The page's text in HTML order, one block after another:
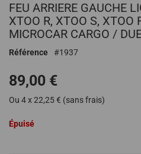
au
début
de
Galerie
FEU ARRIERE GAUCHE
XTOO R, XTOO S, XTOO
MICROCAR CARGO /
Référence 1937
89,00 €
Ou 4 x 22,25 € (sans frais)
Épuisé